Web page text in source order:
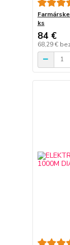
ks
84 €
68,29 €